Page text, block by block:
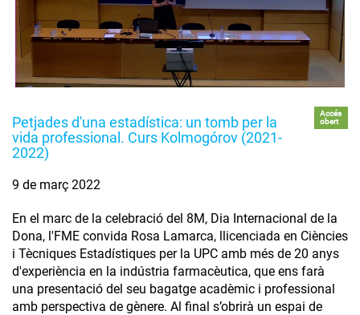
Petjades d'una estadística: un tomb per la
vida professional. Curs Kolmogórov (2021-
2022)
Accés
obert
9 de març 2022
En el marc de la celebració del 8M, Dia Internacional de la
Dona, l'FME convida Rosa Lamarca, llicenciada en Ciències
i Tècniques Estadístiques per la UPC amb més de 20 anys
d'experiència en la indústria farmacèutica, que ens farà
una presentació del seu bagatge acadèmic i professional
amb perspectiva de gènere. Al final s’obrirà un espai de